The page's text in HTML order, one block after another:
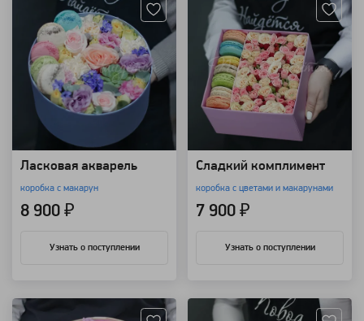
Ласковая акварель
коробка с макарун
8 900 ₽
Узнать о поступлении
Сладкий комплимент
коробка с цветами и макарунами
7 900 ₽
Узнать о поступлении